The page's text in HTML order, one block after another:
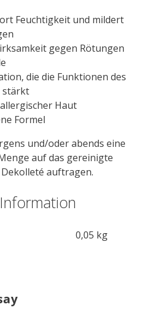
Feuchtigkeit und mildert
gegen Rötungen
die die Funktionen des
stärkt
Haut
Formel
und/oder abends eine
auf das gereinigte
auftragen.
0,05 kg